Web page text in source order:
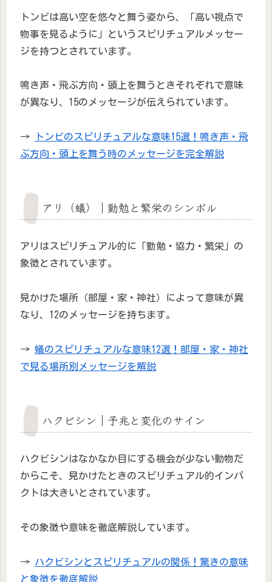
トンビは高い空を悠々と舞う姿から、「高い視点で
物事を見るように」というスピリチュアルメッセー
ジを持つとされています。
鳴き声・飛ぶ方向・頭上を舞うときそれぞれで意味
が異なり、15のメッセージが伝えられています。
→
トンビのスピリチュアルな意味15選！鳴き声・飛
ぶ方向・頭上を舞う時のメッセージを完全解説
アリ（蟻）｜勤勉と繁栄のシンボル
アリはスピリチュアル的に「勤勉・協力・繁栄」の
象徴とされています。
見かけた場所（部屋・家・神社）によって意味が異
なり、12のメッセージを持ちます。
→ 蟻のスピリチュアルな意味12選！部屋・家・神社
で見る場所別メッセージを解説
ハクビシン｜予兆と変化のサイン
ハクビシンはなかなか目にする機会が少ない動物だ
からこそ、見かけたときのスピリチュアル的インパ
クトは大きいとされています。
その象徴や意味を徹底解説しています。
→ ハクビシンとスピリチュアルの関係！驚きの意味
と象徴を徹底解説